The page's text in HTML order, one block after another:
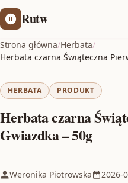
Rutw
Strona główna/Herbata/
Herbata czarna Świąteczna
HERBATA PRODUKT
Herbata czarna
Gwiazdka – 50g
Weronika Piotrowska 2026-